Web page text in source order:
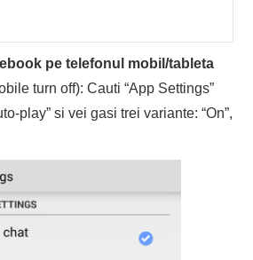
pe telefonul mobil/tableta
turn off): Cauti “App Settings”
play” si vei gasi trei variante: “On”,